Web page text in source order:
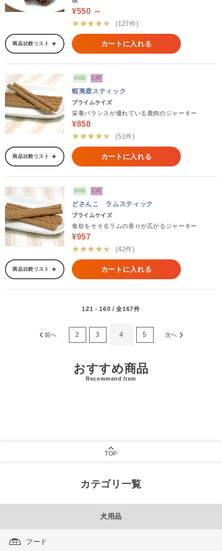
¥550 ～
★★★★★
(127件)
商品比較リスト カートに入れる
DOG CAT
蝦夷鹿スティック
プライムケイズ
栄養バランスが優れている鹿肉のジャーキー
¥858
★★★★★
(51件)
商品比較リスト カートに入れる
DOG CAT
どさんこ ラムスティック
プライムケイズ
食欲をそそるラムの香りが広がるジャーキー
¥957
★★★★★
(42件)
商品比較リスト カートに入れる
121 - 160 / 全167件
前へ 2 3 4 5 次へ
おすすめ商品
Recommend Item
TOP
カテゴリ一覧
犬用品
フード